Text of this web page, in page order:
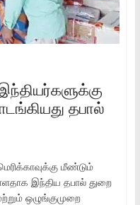
தபால்
மீண்டும்
இந்திய தபால் துறை
ஒழுங்குமுறை